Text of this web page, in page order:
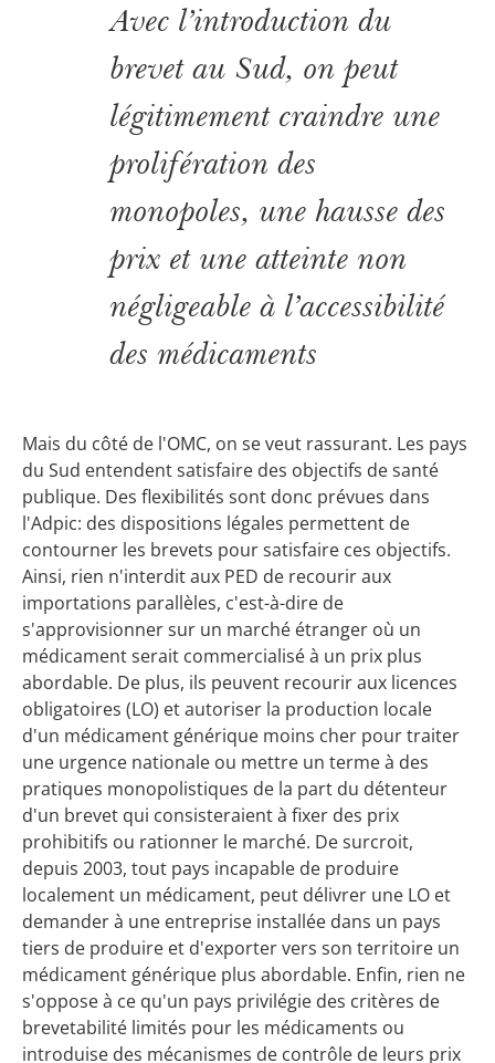
Avec l’introduction du
brevet au Sud, on peut
légitimement craindre une
prolifération des
monopoles, une hausse des
prix et une atteinte non
négligeable à l’accessibilité
des médicaments
Mais du côté de l'OMC, on se veut rassurant. Les pays
du Sud entendent satisfaire des objectifs de santé
publique. Des flexibilités sont donc prévues dans
l'Adpic: des dispositions légales permettent de
contourner les brevets pour satisfaire ces objectifs.
Ainsi, rien n'interdit aux PED de recourir aux
importations parallèles, c'est-à-dire de
s'approvisionner sur un marché étranger où un
médicament serait commercialisé à un prix plus
abordable. De plus, ils peuvent recourir aux licences
obligatoires (LO) et autoriser la production locale
d'un médicament générique moins cher pour traiter
une urgence nationale ou mettre un terme à des
pratiques monopolistiques de la part du détenteur
d'un brevet qui consisteraient à fixer des prix
prohibitifs ou rationner le marché. De surcroit,
depuis 2003, tout pays incapable de produire
localement un médicament, peut délivrer une LO et
demander à une entreprise installée dans un pays
tiers de produire et d'exporter vers son territoire un
médicament générique plus abordable. Enfin, rien ne
s'oppose à ce qu'un pays privilégie des critères de
brevetabilité limités pour les médicaments ou
introduise des mécanismes de contrôle de leurs prix